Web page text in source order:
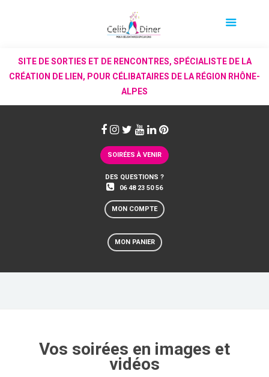
SITE DE SORTIES ET DE RENCONTRES, SPÉCIALISTE DE LA
CRÉATION DE LIEN, POUR CÉLIBATAIRES DE LA RÉGION RHÔNE-
ALPES
SOIRÉES À VENIR
DES QUESTIONS ?
06 48 23 50 56
MON COMPTE
MON PANIER
Vos soirées en images et
vidéos